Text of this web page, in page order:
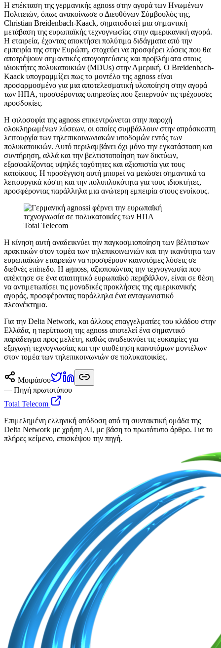
Η επέκταση της γερμανικής agnoss στην αγορά των Ηνωμένων
Πολιτειών, όπως ανακοίνωσε ο Διευθύνων Σύμβουλός της,
Christian Breidenbach-Kaack, σηματοδοτεί μια σημαντική
μετάβαση της ευρωπαϊκής τεχνογνωσίας στην αμερικανική αγορά.
Η εταιρεία, έχοντας αποκτήσει πολύτιμα διδάγματα από την
εμπειρία της στην Ευρώπη, στοχεύει να προσφέρει λύσεις που θα
αποτρέψουν σημαντικές απογοητεύσεις και προβλήματα στους
ιδιοκτήτες πολυκατοικιών (MDUs) στην Αμερική. Ο Breidenbach-
Kaack υπογραμμίζει πως το μοντέλο της agnoss είναι
προσαρμοσμένο για μια αποτελεσματική υλοποίηση στην αγορά
των ΗΠΑ, προσφέροντας υπηρεσίες που ξεπερνούν τις τρέχουσες
προσδοκίες.
Η φιλοσοφία της agnoss επικεντρώνεται στην παροχή
ολοκληρωμένων λύσεων, οι οποίες συμβάλλουν στην απρόσκοπτη
λειτουργία των τηλεπικοινωνιακών υποδομών εντός των
πολυκατοικιών. Αυτό περιλαμβάνει όχι μόνο την εγκατάσταση και
συντήρηση, αλλά και την βελτιστοποίηση των δικτύων,
εξασφαλίζοντας υψηλές ταχύτητες και αξιοπιστία για τους
κατοίκους. Η προσέγγιση αυτή μπορεί να μειώσει σημαντικά τα
λειτουργικά κόστη και την πολυπλοκότητα για τους ιδιοκτήτες,
προσφέροντας παράλληλα μια ανώτερη εμπειρία στους ενοίκους.
Total Telecom
Η κίνηση αυτή αναδεικνύει την παγκοσμιοποίηση των βέλτιστων
πρακτικών στον τομέα των τηλεπικοινωνιών και την ικανότητα των
ευρωπαϊκών εταιρειών να προσφέρουν καινοτόμες λύσεις σε
διεθνές επίπεδο. Η agnoss, αξιοποιώντας την τεχνογνωσία που
απέκτησε σε ένα απαιτητικό ευρωπαϊκό περιβάλλον, είναι σε θέση
να αντιμετωπίσει τις μοναδικές προκλήσεις της αμερικανικής
αγοράς, προσφέροντας παράλληλα ένα ανταγωνιστικό
πλεονέκτημα.
Για την Delta Network, και άλλους επαγγελματίες του κλάδου στην
Ελλάδα, η περίπτωση της agnoss αποτελεί ένα σημαντικό
παράδειγμα προς μελέτη, καθώς αναδεικνύει τις ευκαιρίες για
εξαγωγή τεχνογνωσίας και την υιοθέτηση καινοτόμων μοντέλων
στον τομέα των τηλεπικοινωνιών σε πολυκατοικίες.
Μοιράσου
— Πηγή πρωτοτύπου
Total Telecom
Επιμελημένη ελληνική απόδοση από τη συντακτική ομάδα της
Delta Network με χρήση AI, με βάση το πρωτότυπο άρθρο. Για το
πλήρες κείμενο, επισκέψου την πηγή.